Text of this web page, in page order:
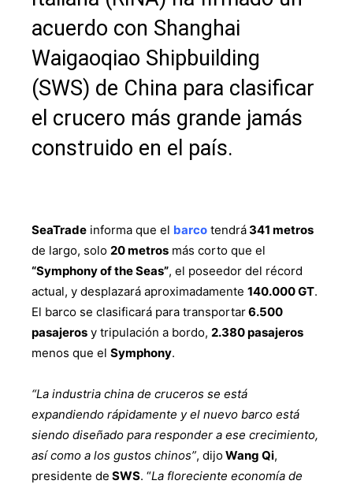
acuerdo con Shanghai
Waigaoqiao Shipbuilding
(SWS) de China para clasificar
el crucero más grande jamás
construido en el país.
SeaTrade informa que el barco tendrá341 metros
de largo, solo 20 metros más corto que el
“Symphony of the Seas”, el poseedor del récord
actual, y desplazará aproximadamente 140.000 GT.
El barco se clasificará para transportar6.500
pasajeros y tripulación a bordo, 2.380 pasajeros
menos que el Symphony.
“La industria china de cruceros se está
expandiendo rápidamente y el nuevo barco está
siendo diseñado para responder a ese crecimiento,
así como a los gustos chinos”, dijoWang Qi,
presidente de SWS. “La floreciente economía de